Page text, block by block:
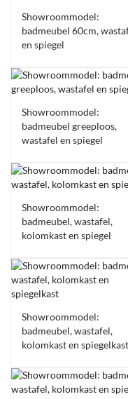
Showroommodel:
badmeubel 60cm,
en spiegel
Showroommodel:
badmeubel greeploos,
wastafel en spiegel
Showroommodel:
badmeubel, wastafel,
kolomkast en spiegel
Showroommodel:
badmeubel, wastafel,
kolomkast en spiegelkast